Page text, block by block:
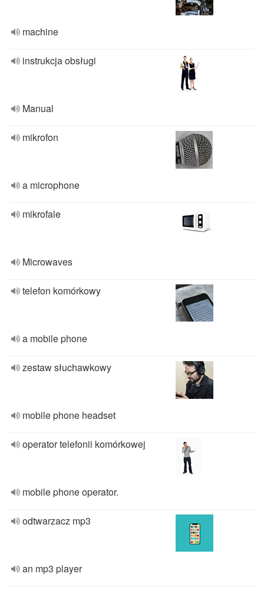
machine
instrukcja obsługi
Manual
mikrofon
a microphone
mikrofale
Microwaves
telefon komórkowy
a mobile phone
zestaw słuchawkowy
mobile phone headset
operator telefonii komórkowej
mobile phone operator.
odtwarzacz mp3
an mp3 player